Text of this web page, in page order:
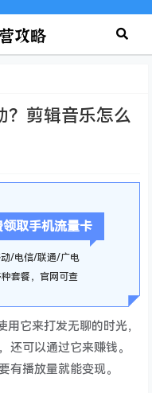
？剪辑音乐怎么
领取手机流量卡
/电信/联通/广电
种套餐，官网可查
它来打发无聊的时光，
还可以通过它来赚钱。
有播放量就能变现。